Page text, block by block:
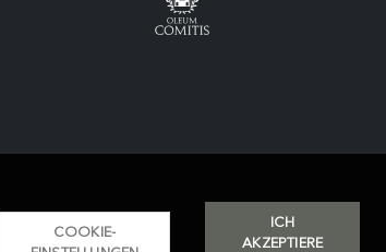
COOKIE-
ICH
AKZEPTIERE